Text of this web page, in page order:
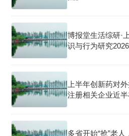
博报堂生活综研·
识与行为研究2026
上半年创新药对
注册相关企业近
多省开始“抢”老